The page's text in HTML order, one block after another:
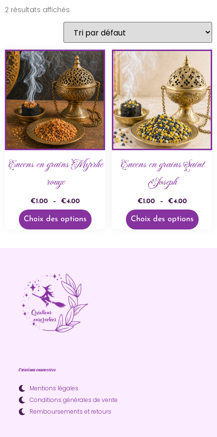
2 résultats affichés
Encens en grains Myrrhe
rouge
€1.00 – €4.00
Choix des options
Encens en grains Saint
Joseph
€1.00 – €4.00
Choix des options
Créations ensorcelées
Mentions légales
Conditions générales de vente
Remboursements et retours